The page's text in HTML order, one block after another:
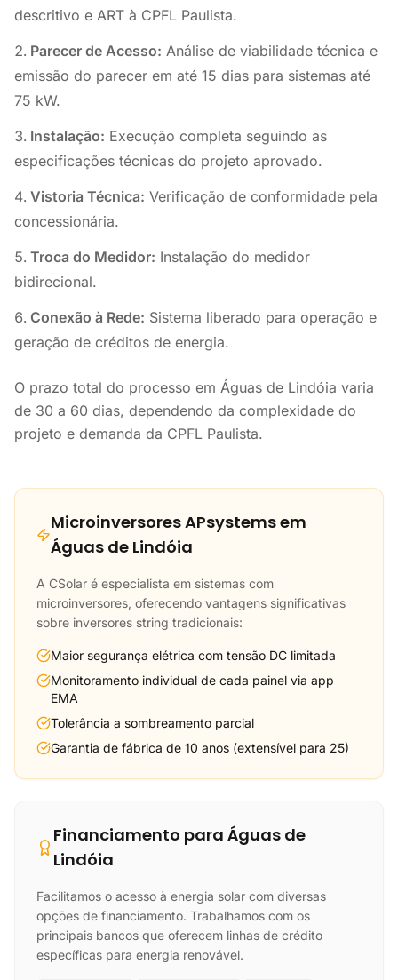
descritivo e ART à CPFL Paulista.
Parecer de Acesso: Análise de viabilidade técnica e
emissão do parecer em até 15 dias para sistemas até
75 kW.
Instalação: Execução completa seguindo as
especificações técnicas do projeto aprovado.
Vistoria Técnica: Verificação de conformidade pela
concessionária.
Troca do Medidor: Instalação do medidor
bidirecional.
Conexão à Rede: Sistema liberado para operação e
geração de créditos de energia.
O prazo total do processo em Águas de Lindóia varia
de 30 a 60 dias, dependendo da complexidade do
projeto e demanda da CPFL Paulista.
Microinversores APsystems em
Águas de Lindóia
A CSolar é especialista em sistemas com
microinversores, oferecendo vantagens significativas
sobre inversores string tradicionais:
Maior segurança elétrica com tensão DC limitada
Monitoramento individual de cada painel via app
EMA
Tolerância a sombreamento parcial
Garantia de fábrica de 10 anos (extensível para 25)
Financiamento para Águas de
Lindóia
Facilitamos o acesso à energia solar com diversas
opções de financiamento. Trabalhamos com os
principais bancos que oferecem linhas de crédito
específicas para energia renovável.